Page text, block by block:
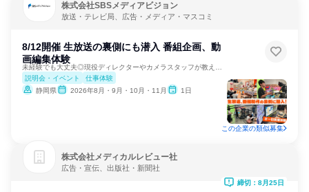
株式会社SBSメディアビジョン
放送・テレビ局、広告・メディア・マスコミ
8/12開催 生放送の裏側にも潜入 番組企画、動
画編集体験
説明会・イベント
仕事体験
静岡県
2026年8月・9月・10月・11月 1日
この企業の類似募集
株式会社メディカルレビュー社
広告・宣伝、出版社・新聞社
締切：8月25日